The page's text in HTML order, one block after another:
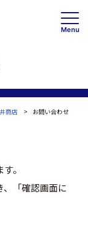
Menu
商店 お問い合わせ
。
、「確認画面に